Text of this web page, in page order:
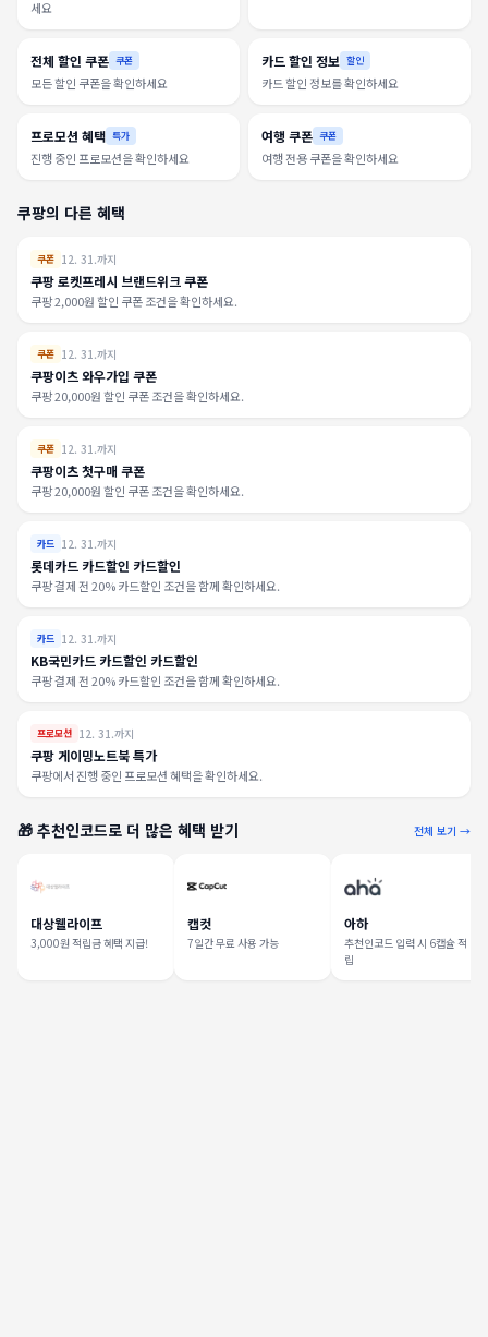
세요
전체 할인 쿠폰 쿠폰
모든 할인 쿠폰을 확인하세요
카드 할인 정보 할인
카드 할인 정보를 확인하세요
프로모션 혜택 특가
진행 중인 프로모션을 확인하세요
여행 쿠폰 쿠폰
여행 전용 쿠폰을 확인하세요
쿠팡의 다른 혜택
쿠폰 12. 31.까지
쿠팡 로켓프레시 브랜드위크 쿠폰
쿠팡 2,000원 할인 쿠폰 조건을 확인하세요.
쿠폰 12. 31.까지
쿠팡이츠 와우가입 쿠폰
쿠팡 20,000원 할인 쿠폰 조건을 확인하세요.
쿠폰 12. 31.까지
쿠팡이츠 첫구매 쿠폰
쿠팡 20,000원 할인 쿠폰 조건을 확인하세요.
카드 12. 31.까지
롯데카드 카드할인 카드할인
쿠팡 결제 전 20% 카드할인 조건을 함께 확인하세요.
카드 12. 31.까지
KB국민카드 카드할인 카드할인
쿠팡 결제 전 20% 카드할인 조건을 함께 확인하세요.
프로모션 12. 31.까지
쿠팡 게이밍노트북 특가
쿠팡에서 진행 중인 프로모션 혜택을 확인하세요.
🎁 추천인코드로 더 많은 혜택 받기 전체 보기 →
대상웰라이프
3,000원 적립금 혜택 지급!
캡컷
7일간 무료 사용 가능
아하
추천인코드 입력 시 6캡슐 적
립